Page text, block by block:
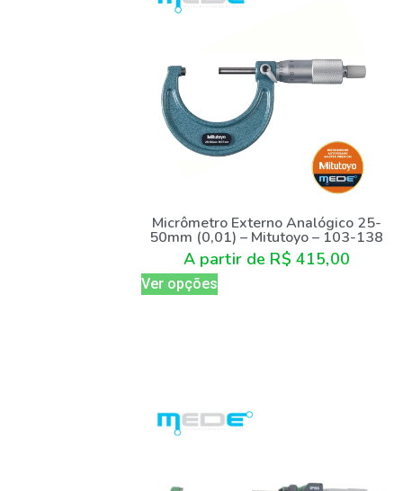
Micrômetro Externo Analógico 25-
50mm (0,01) – Mitutoyo – 103-138
A partir de R$ 415,00
Ver opções